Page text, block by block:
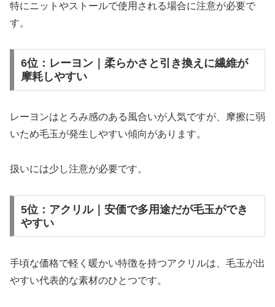
特にニットやストールで使用される場合に注意が必要で
す。
6位：レーヨン｜柔らかさと引き換えに繊維が
摩耗しやすい
レーヨンはとろみ感のある風合いが人気ですが、摩擦に弱
いため毛玉が発生しやすい傾向があります。
扱いには少し注意が必要です。
5位：アクリル｜安価で多用途だが毛玉ができ
やすい
手頃な価格で軽く暖かい特徴を持つアクリルは、毛玉が出
やすい代表的な素材のひとつです。